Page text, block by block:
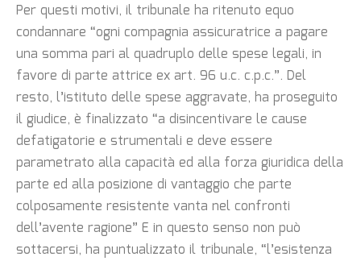
Per questi motivi, il tribunale ha ritenuto equo
condannare “ogni compagnia assicuratrice a pagare
una somma pari al quadruplo delle spese legali, in
favore di parte attrice ex art. 96 u.c. c.p.c.”. Del
resto, l’istituto delle spese aggravate, ha proseguito
il giudice, è finalizzato “a disincentivare le cause
defatigatorie e strumentali e deve essere
parametrato alla capacità ed alla forza giuridica della
parte ed alla posizione di vantaggio che parte
colposamente resistente vanta nel confronti
dell’avente ragione” E in questo senso non può
sottacersi, ha puntualizzato il tribunale, “l’esistenza